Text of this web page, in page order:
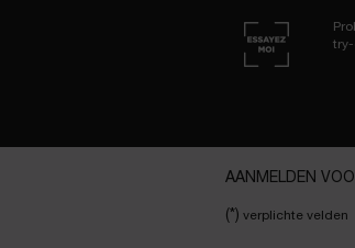
try-
AANMELDEN
(*) verplichte velden